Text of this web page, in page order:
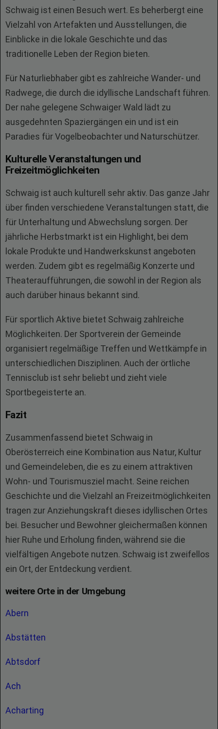
Schwaig ist einen Besuch wert. Es beherbergt eine
Vielzahl von Artefakten und Ausstellungen, die
Einblicke in die lokale Geschichte und das
traditionelle Leben der Region bieten.
Für Naturliebhaber gibt es zahlreiche Wander- und
Radwege, die durch die idyllische Landschaft führen.
Der nahe gelegene Schwaiger Wald lädt zu
ausgedehnten Spaziergängen ein und ist ein
Paradies für Vogelbeobachter und Naturschützer.
Kulturelle Veranstaltungen und
Freizeitmöglichkeiten
Schwaig ist auch kulturell sehr aktiv. Das ganze Jahr
über finden verschiedene Veranstaltungen statt, die
für Unterhaltung und Abwechslung sorgen. Der
jährliche Herbstmarkt ist ein Highlight, bei dem
lokale Produkte und Handwerkskunst angeboten
werden. Zudem gibt es regelmäßig Konzerte und
Theateraufführungen, die sowohl in der Region als
auch darüber hinaus bekannt sind.
Für sportlich Aktive bietet Schwaig zahlreiche
Möglichkeiten. Der Sportverein der Gemeinde
organisiert regelmäßige Treffen und Wettkämpfe in
unterschiedlichen Disziplinen. Auch der örtliche
Tennisclub ist sehr beliebt und zieht viele
Sportbegeisterte an.
Fazit
Zusammenfassend bietet Schwaig in
Oberösterreich eine Kombination aus Natur, Kultur
und Gemeindeleben, die es zu einem attraktiven
Wohn- und Tourismusziel macht. Seine reichen
Geschichte und die Vielzahl an Freizeitmöglichkeiten
tragen zur Anziehungskraft dieses idyllischen Ortes
bei. Besucher und Bewohner gleichermaßen können
hier Ruhe und Erholung finden, während sie die
vielfältigen Angebote nutzen. Schwaig ist zweifellos
ein Ort, der Entdeckung verdient.
weitere Orte in der Umgebung
Abern
Abstätten
Abtsdorf
Ach
Acharting